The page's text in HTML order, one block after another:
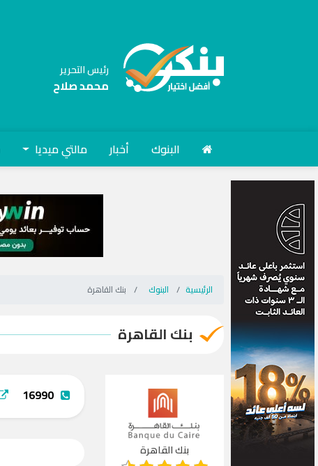
رئيس التحرير
محمد صلاح
البنوك أخبار مالتي ميديا
الرئيسية البنوك بنك القاهرة
بنك القاهرة
بنك القاهرة
16990